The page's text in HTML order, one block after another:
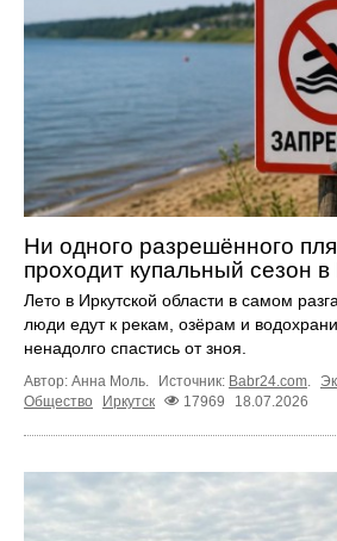
Ни одного разрешённого
проходит купальный сезон
Лето в Иркутской области в самом
люди едут к рекам, озёрам и
ненадолго спастись от зноя.
Автор: Анна Моль. Источник: Babr24.com
Общество
Иркутск 17969 18.07.2026